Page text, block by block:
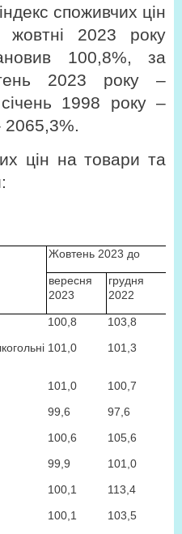
споживчих цін
жовтні 2023 року
100,8%, за
2023 року –
1998 року –
2065,3%.
цін на товари та
Жовтень 2023 до
вересня
2023
грудня
2022
100,8
103,8
101,0 101,3
101,0
100,7
99,6
97,6
100,6
105,6
99,9
101,0
100,1
113,4
100,1
103,5